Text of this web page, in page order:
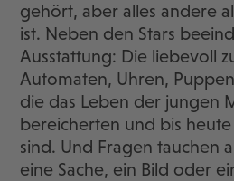
gehört, aber alles andere
ist. Neben den Stars
Ausstattung: Die liebevoll
Automaten, Uhren,
die das Leben der jungen
bereicherten und bis
sind. Und Fragen tauchen
eine Sache, ein Bild oder